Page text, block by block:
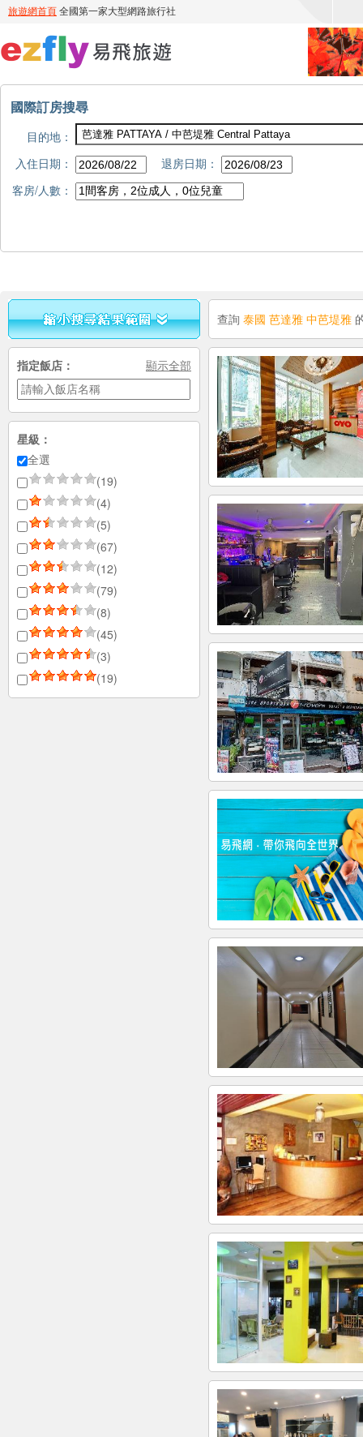
國際訂房搜尋
目的地：
入住日期：
退房日期：
客房/人數：
指定飯店： 顯示全部
星級：
全選
(19)
(4)
(5)
(67)
(12)
(79)
(8)
(45)
(3)
(19)
查詢 泰國 芭達雅 中芭堤雅